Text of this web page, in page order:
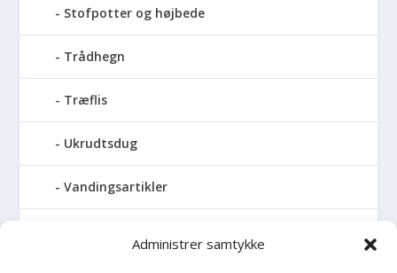
Administrer samtykke
Stofpotter og højbede
Trådhegn
Træflis
Ukrudtsdug
Vandingsartikler